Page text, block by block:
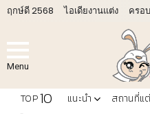
ฤกษ์ดี 2568 ไอเดียงานแต่ง ครอ
Menu
TOP10 แนะนำ สถานที่แ